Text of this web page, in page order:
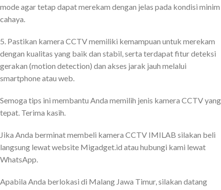
mode agar tetap dapat merekam dengan jelas pada kondisi minim
cahaya.
5. Pastikan kamera CCTV memiliki kemampuan untuk merekam
dengan kualitas yang baik dan stabil, serta terdapat fitur deteksi
gerakan (motion detection) dan akses jarak jauh melalui
smartphone atau web.
Semoga tips ini membantu Anda memilih jenis kamera CCTV yang
tepat. Terima kasih.
Jika Anda berminat membeli kamera CCTV IMILAB silakan beli
langsung lewat website Migadget.id atau hubungi kami lewat
WhatsApp.
Apabila Anda berlokasi di Malang Jawa Timur, silakan datang